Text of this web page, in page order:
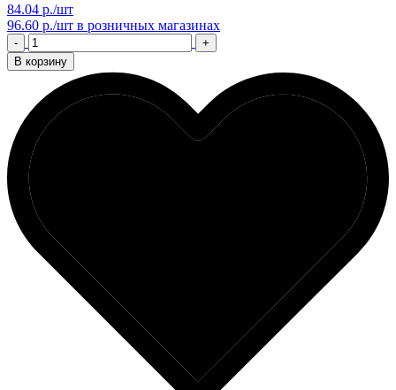
84.04 р./шт
96.60 р./шт в розничных магазинах
-
+
В корзину